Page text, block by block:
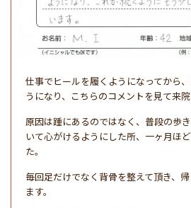
仕事でヒールを履くようになってから
うになり、こちらのコメントを見て来院
原因は踵にあるのではなく、普段の歩
いて心がけるようにした所、一ヶ月ほ
た。
毎回足だけでなく背骨を整えて頂き、
ます。